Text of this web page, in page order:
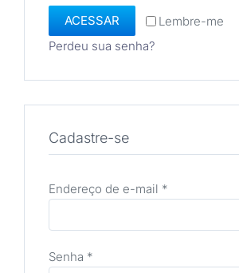
Lembre-me
ACESSAR
Perdeu sua senha?
Cadastre-se
Endereço de e-mail *
Senha *